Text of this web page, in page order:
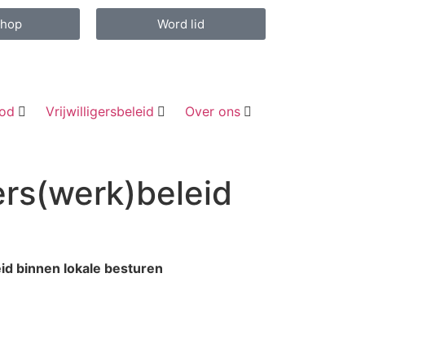
Word lid
Vrijwilligersbeleid
Over ons
binnen lokale besturen